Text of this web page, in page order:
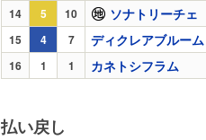
14 5 10 ソナトリーチェ
15 4 7 ディクレアブルーム
16 1 1 カネトシフラム
払い戻し